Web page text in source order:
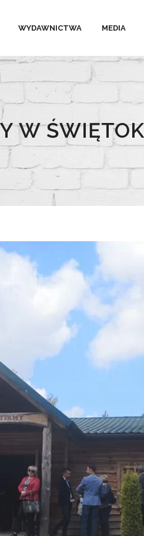
WYDAWNICTWA MEDIA
W